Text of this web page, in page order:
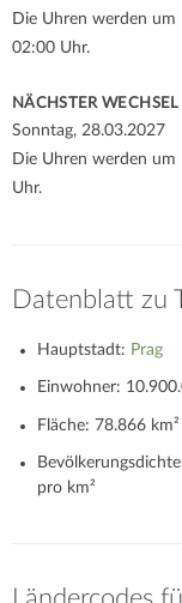
Die Uhren werden
02:00 Uhr.
NÄCHSTER
Sonntag, 28.03.2027
Die Uhren werden
Uhr.
Datenblatt zu
Hauptstadt: Prag
Einwohner:
Fläche: 78.866 km²
pro km²